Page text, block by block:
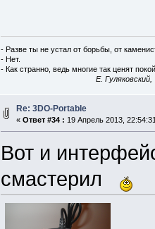
- Разве ты не устал от борьбы, от
- Нет.
- Как странно, ведь многие так ценят
E.
Re: 3DO-Portable
« Ответ #34 : 19 Апрель 2013,
Вот и
смастерил